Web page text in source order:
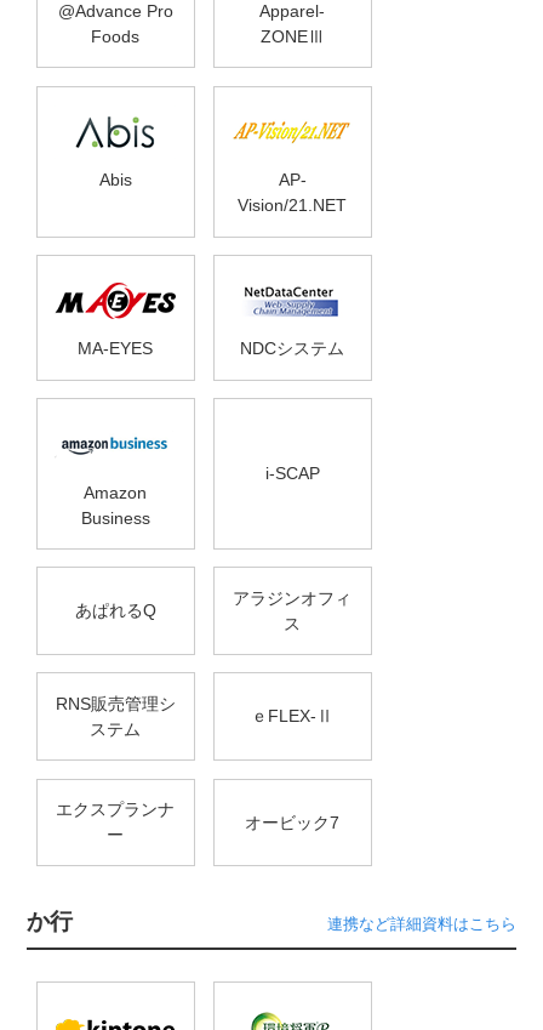
@Advance Pro
Foods
Apparel-
ZONEⅢ
Abis
AP-
Vision/21.NET
MA-EYES NDCシステム
Amazon
Business
i-SCAP
あぱれるQ
アラジンオフィ
ス
RNS販売管理シ
ステム
ｅFLEX-Ⅱ
エクスプランナ
ー
オービック7
か行 連携など詳細資料はこちら